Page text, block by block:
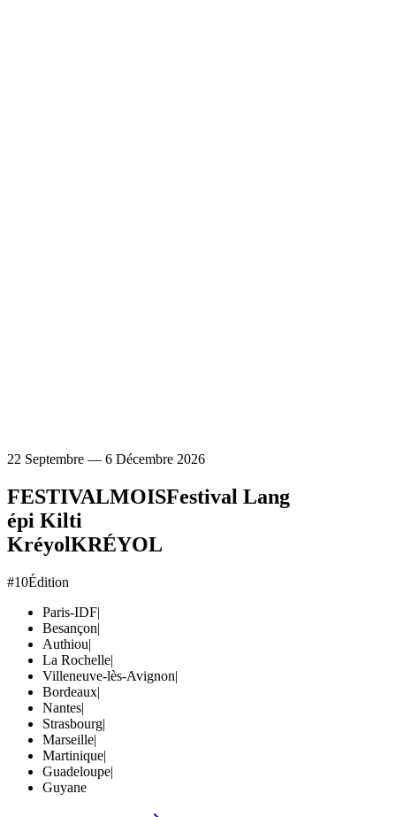
22 Septembre — 6 Décembre 2026
FESTIVALMOISFestival Lang
épi Kilti
KréyolKRÉYOL
#10Édition
Paris-IDF|
Besançon|
Authiou|
La Rochelle|
Villeneuve-lès-Avignon|
Bordeaux|
Nantes|
Strasbourg|
Marseille|
Martinique|
Guadeloupe|
Guyane